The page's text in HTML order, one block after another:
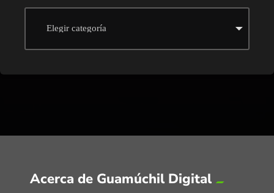
Acerca de Guamúchil Digital